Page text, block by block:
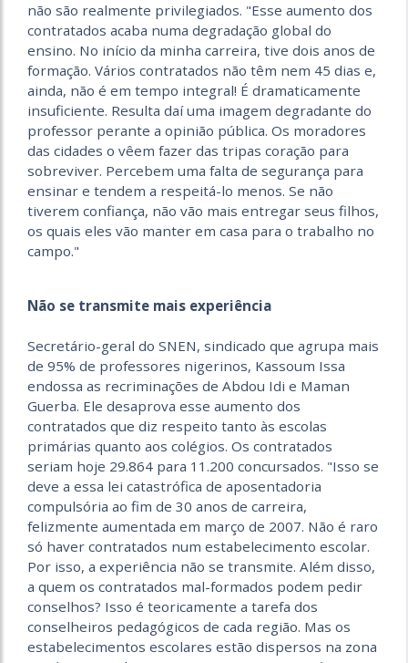
não são realmente privilegiados. "Esse aumento dos
contratados acaba numa degradação global do
ensino. No início da minha carreira, tive dois anos de
formação. Vários contratados não têm nem 45 dias e,
ainda, não é em tempo integral! É dramaticamente
insuficiente. Resulta daí uma imagem degradante do
professor perante a opinião pública. Os moradores
das cidades o vêem fazer das tripas coração para
sobreviver. Percebem uma falta de segurança para
ensinar e tendem a respeitá-lo menos. Se não
tiverem confiança, não vão mais entregar seus filhos,
os quais eles vão manter em casa para o trabalho no
campo."
Não se transmite mais experiência
Secretário-geral do SNEN, sindicado que agrupa mais
de 95% de professores nigerinos, Kassoum Issa
endossa as recriminações de Abdou Idi e Maman
Guerba. Ele desaprova esse aumento dos
contratados que diz respeito tanto às escolas
primárias quanto aos colégios. Os contratados
seriam hoje 29.864 para 11.200 concursados. "Isso se
deve a essa lei catastrófica de aposentadoria
compulsória ao fim de 30 anos de carreira,
felizmente aumentada em março de 2007. Não é raro
só haver contratados num estabelecimento escolar.
Por isso, a experiência não se transmite. Além disso,
a quem os contratados mal-formados podem pedir
conselhos? Isso é teoricamente a tarefa dos
conselheiros pedagógicos de cada região. Mas os
estabelecimentos escolares estão dispersos na zona